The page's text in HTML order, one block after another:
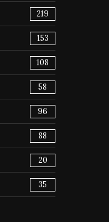
219
153
108
58
96
88
20
35